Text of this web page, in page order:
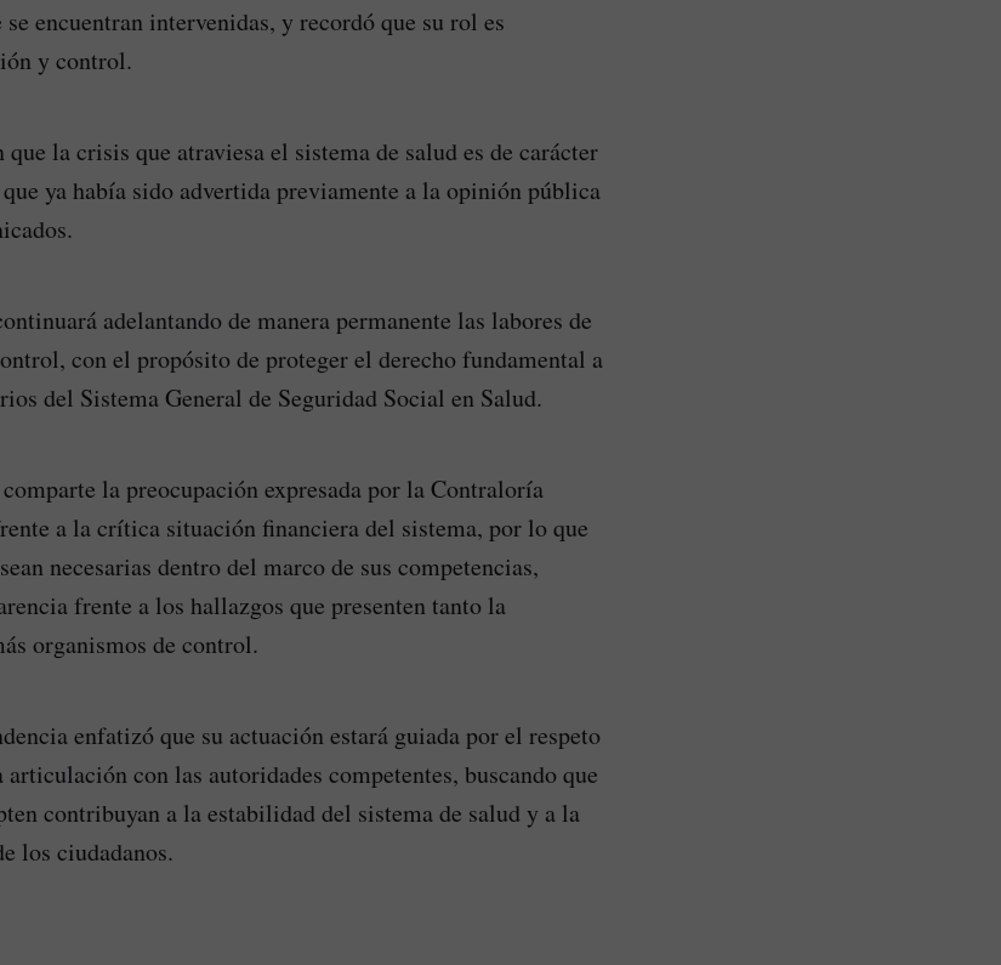
encuentran intervenidas, y recordó que su rol es
y control.
la crisis que atraviesa el sistema de salud es de carácter
ya había sido advertida previamente a la opinión pública
adelantando de manera permanente las labores de
con el propósito de proteger el derecho fundamental a
del Sistema General de Seguridad Social en Salud.
la preocupación expresada por la Contraloría
a la crítica situación financiera del sistema, por lo que
necesarias dentro del marco de sus competencias,
frente a los hallazgos que presenten tanto la
organismos de control.
enfatizó que su actuación estará guiada por el respeto
con las autoridades competentes, buscando que
contribuyan a la estabilidad del sistema de salud y a la
los ciudadanos.